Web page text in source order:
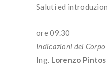
Saluti ed
ore 09.30
Indicazioni del
Ing. Lorenzo